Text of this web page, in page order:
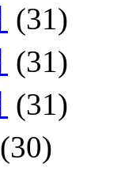
(31)
(31)
(31)
(30)